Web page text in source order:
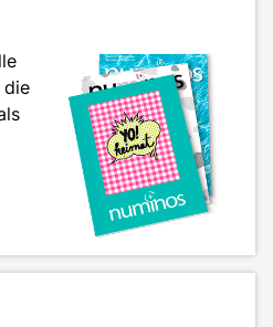
die